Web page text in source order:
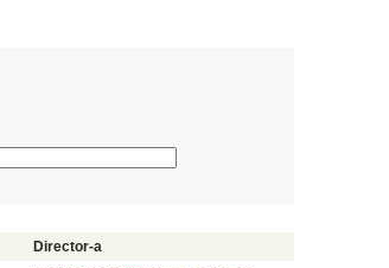
Director-a